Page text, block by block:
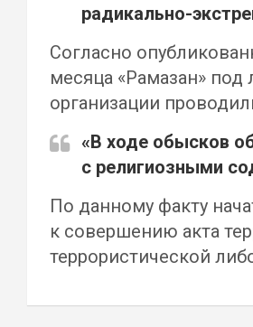
радикально-
Согласно
месяца «Рамазан»
организации
«В ходе обысков
с религиозными
По данному факту
к совершению акта
террористической